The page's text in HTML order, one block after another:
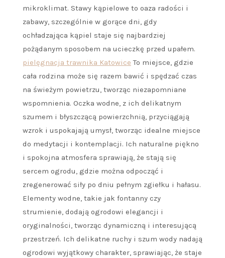
mikroklimat. Stawy kąpielowe to oaza radości i
zabawy, szczególnie w gorące dni, gdy
ochładzająca kąpiel staje się najbardziej
pożądanym sposobem na ucieczkę przed upałem.
pielęgnacja trawnika Katowice To miejsce, gdzie
cała rodzina może się razem bawić i spędzać czas
na świeżym powietrzu, tworząc niezapomniane
wspomnienia. Oczka wodne, z ich delikatnym
szumem i błyszczącą powierzchnią, przyciągają
wzrok i uspokajają umysł, tworząc idealne miejsce
do medytacji i kontemplacji. Ich naturalne piękno
i spokojna atmosfera sprawiają, że stają się
sercem ogrodu, gdzie można odpocząć i
zregenerować siły po dniu pełnym zgiełku i hałasu.
Elementy wodne, takie jak fontanny czy
strumienie, dodają ogrodowi elegancji i
oryginalności, tworząc dynamiczną i interesującą
przestrzeń. Ich delikatne ruchy i szum wody nadają
ogrodowi wyjątkowy charakter, sprawiając, że staje